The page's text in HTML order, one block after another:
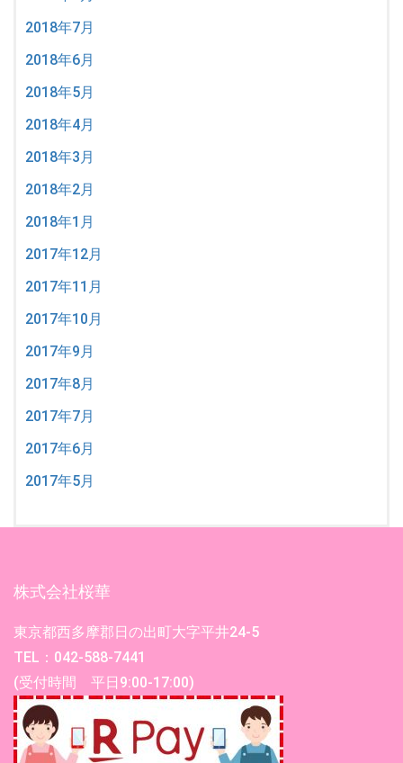
2018年7月
2018年6月
2018年5月
2018年4月
2018年3月
2018年2月
2018年1月
2017年12月
2017年11月
2017年10月
2017年9月
2017年8月
2017年7月
2017年6月
2017年5月
株式会社桜華
東京都西多摩郡日の出町大字平井24-5
TEL：042-588-7441
(受付時間 平日9:00-17:00)